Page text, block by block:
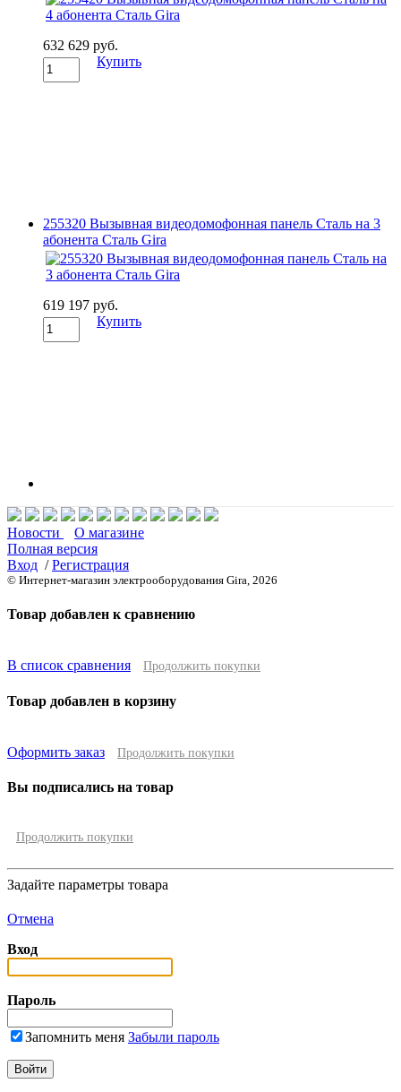
632 629 руб.
Купить
255320 Вызывная видеодомофонная панель Сталь на 3
абонента Сталь Gira
619 197 руб.
Купить
Новости
О магазине
Полная версия
Вход /Регистрация
© Интернет-магазин электрооборудования Gira, 2026
Товар добавлен к сравнению
В список сравнения Продолжить покупки
Товар добавлен в корзину
Оформить заказ Продолжить покупки
Вы подписались на товар
Продолжить покупки
Задайте параметры товара
Отмена
Вход
Пароль
Запомнить меня Забыли пароль